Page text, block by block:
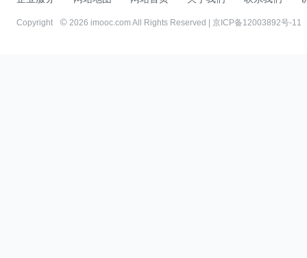
Copyright 2026 imooc.com All Rights Reserved | 京ICP备12003892号-11